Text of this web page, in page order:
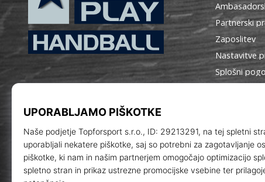
WePlayHandball.si
Partnerski
Zaposlitev
Nastavitve
Splošni